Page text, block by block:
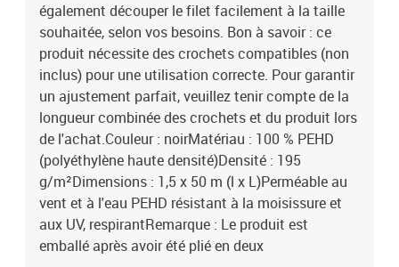
également découper le filet facilement à la taille
souhaitée, selon vos besoins. Bon à savoir : ce
produit nécessite des crochets compatibles (non
inclus) pour une utilisation correcte. Pour garantir
un ajustement parfait, veuillez tenir compte de la
longueur combinée des crochets et du produit lors
de l'achat.Couleur : noirMatériau : 100 % PEHD
(polyéthylène haute densité)Densité : 195
g/m²Dimensions : 1,5 x 50 m (l x L)Perméable au
vent et à l'eau PEHD résistant à la moisissure et
aux UV, respirantRemarque : Le produit est
emballé après avoir été plié en deux